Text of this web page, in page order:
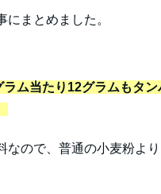
まとめました。
ム当たり12グラムもタ
ので、普通の小麦粉より